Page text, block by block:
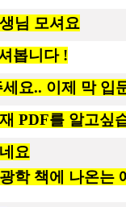
님 모셔요
봅니다 !
요.. 이제 막 입
PDF를 알고싶
요
학 책에 나온는